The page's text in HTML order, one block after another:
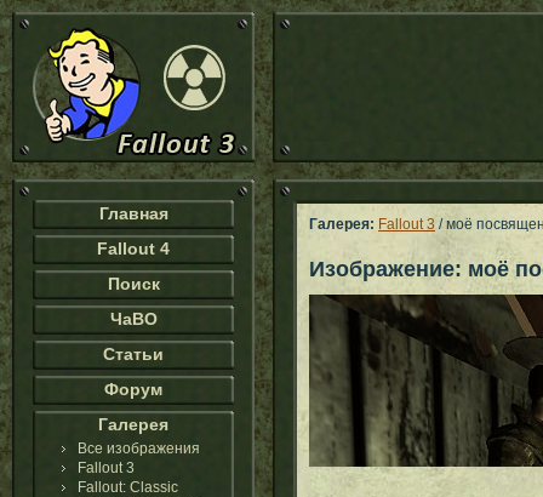
Главная
Fallout 4
Поиск
ЧаВО
Статьи
Форум
Галерея
Все изображения
Fallout 3
Fallout: Classic
Галерея: Fallout 3 / моё
Изображение: моё